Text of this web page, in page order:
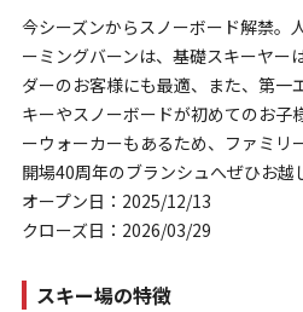
今シーズンからスノーボード解禁。
ーミングバーンは、基礎スキーヤー
ダーのお客様にも最適、また、第
キーやスノーボードが初めてのお子
ーウォーカーもあるため、ファミリ
開場40周年のブランシュへぜひお越
オープン日：2025/12/13
クローズ日：2026/03/29
スキー場の特徴